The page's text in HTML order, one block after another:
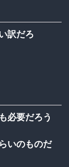
訳だろ
必要だろう
いのものだ